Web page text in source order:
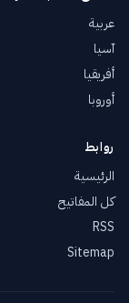
عربية
آسيا
أفريقيا
أوروبا
روابط
الرئيسية
كل المفاتيح
RSS
Sitemap